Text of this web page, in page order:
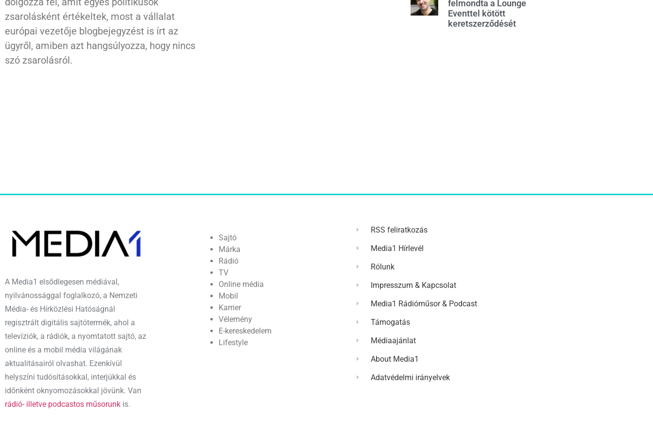
zsarolásként értékeltek, most a vállalat
európai vezetője blogbejegyzést is írt az
ügyről, amiben azt hangsúlyozza, hogy nincs
szó zsarolásról.
felmondta a Lounge
Eventtel kötött
keretszerződését
A Media1 elsődlegesen médiával,
nyilvánossággal foglalkozó, a Nemzeti
Média- és Hírközlési Hatóságnál
regisztrált digitális sajtótermék, ahol a
televíziók, a rádiók, a nyomtatott sajtó, az
online és a mobil média világának
aktualitásairól olvashat. Ezenkívül
helyszíni tudósításokkal, interjúkkal és
időnként oknyomozásokkal jövünk. Van
rádió- illetve podcastos műsorunk is.
Sajtó
Márka
Rádió
TV
Online média
Mobil
Karrier
Vélemény
E-kereskedelem
Lifestyle
RSS feliratkozás
Media1 Hírlevél
Rólunk
Impresszum & Kapcsolat
Media1 Rádióműsor & Podcast
Támogatás
Médiaajánlat
About Media1
Adatvédelmi irányelvek